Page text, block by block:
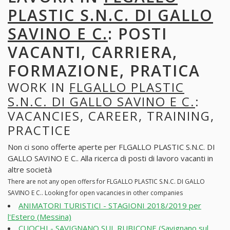
PLASTIC S.N.C. DI GALLO
SAVINO E C.: POSTI
VACANTI, CARRIERA,
FORMAZIONE, PRATICA
WORK IN FLGALLO PLASTIC
S.N.C. DI GALLO SAVINO E C.:
VACANCIES, CAREER, TRAINING,
PRACTICE
Non ci sono offerte aperte per FLGALLO PLASTIC S.N.C. DI
GALLO SAVINO E C.. Alla ricerca di posti di lavoro vacanti in
altre società
There are not any open offers for FLGALLO PLASTIC S.N.C. DI GALLO
SAVINO E C.. Looking for open vacancies in other companies
ANIMATORI TURISTICI - STAGIONI 2018/2019 per
l'Estero (Messina)
CUOCHI - SAVIGNANO SUL RUBICONE (Savignano sul